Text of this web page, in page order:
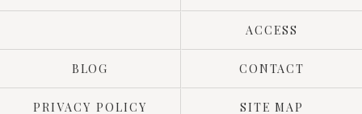
ACCESS
BLOG CONTACT
PRIVACY POLICY SITE MAP